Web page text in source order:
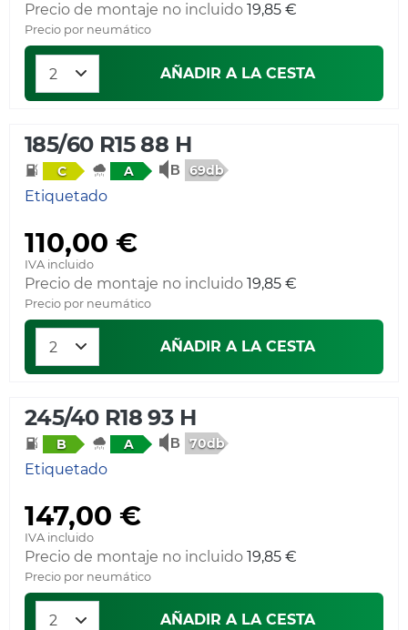
Precio de montaje no incluido 19,85 €
Precio por neumático
AÑADIR A LA CESTA
185/60 R15 88 H
C A 69db
Etiquetado
110,00 €
IVA incluido
Precio de montaje no incluido 19,85 €
Precio por neumático
AÑADIR A LA CESTA
245/40 R18 93 H
B A 70db
Etiquetado
147,00 €
IVA incluido
Precio de montaje no incluido 19,85 €
Precio por neumático
AÑADIR A LA CESTA